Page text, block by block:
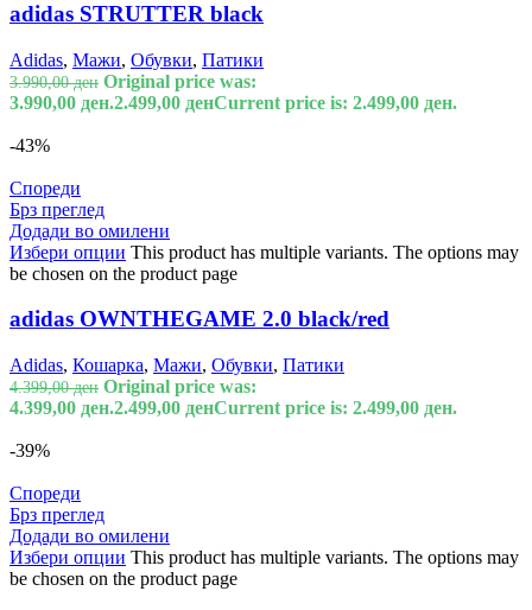
adidas STRUTTER black
Adidas, Мажи, Обувки, Патики
3.990,00ден Original price was:
3.990,00 ден.2.499,00 денCurrent price is: 2.499,00 ден.
-43%
Спореди
Брз преглед
Додади во омилени
Избери опции This product has multiple variants. The options may
be chosen on the product page
adidas OWNTHEGAME 2.0 black/red
Adidas, Кошарка, Мажи, Обувки, Патики
4.399,00ден Original price was:
4.399,00 ден.2.499,00 денCurrent price is: 2.499,00 ден.
-39%
Спореди
Брз преглед
Додади во омилени
Избери опции This product has multiple variants. The options may
be chosen on the product page